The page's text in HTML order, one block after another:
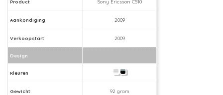
Product Sony Ericsson C510
Aankondiging 2009
Verkoopstart 2009
Design
Kleuren
Gewicht 92 gram